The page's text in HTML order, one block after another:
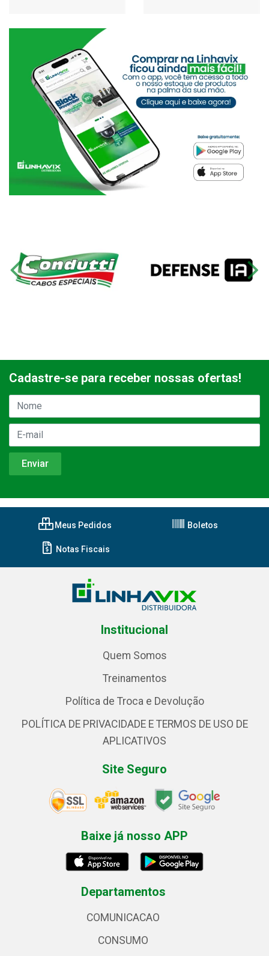
Cadastre-se para receber nossas ofertas!
Meus Pedidos Boletos
Notas Fiscais
Institucional
Quem Somos
Treinamentos
Política de Troca e Devolução
POLÍTICA DE PRIVACIDADE E TERMOS DE USO DE
APLICATIVOS
Site Seguro
Baixe já nosso APP
Departamentos
COMUNICACAO
CONSUMO